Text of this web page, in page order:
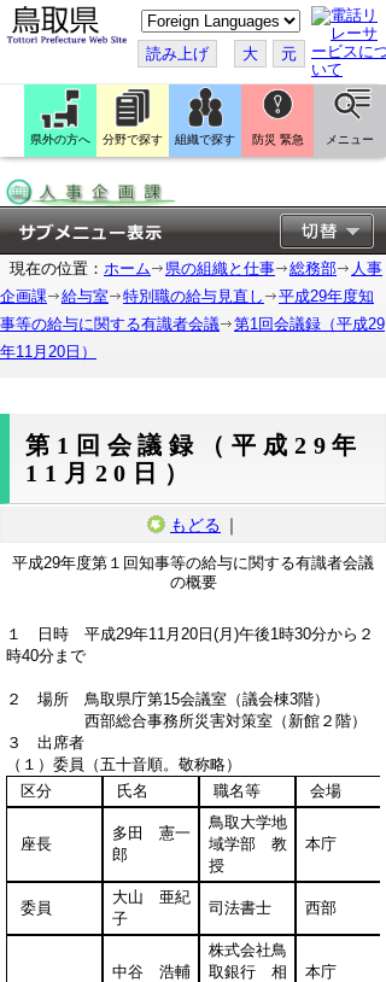
こ
の
ペ
ー
ジ
翻
訳
す
読み上げ 大 元
県外の方へ 分野で探す 組織で探す 防災 緊急 メニュー
現在の位置： ホーム 県の組織と仕事 総務部
人事
企画課
給与室 特別職の給与見直し
平成29年度知
事等の給与に関する有識者会議
第1回会議録（平成29
年11月20日）
第1回会議録（平成29年
11月20日）
もどる ｜
平成29年度第１回知事等の給与に関する有識者会議
の概要
１ 日時 平成29年11月20日(月)午後1時30分から２
時40分まで
２ 場所 鳥取県庁第15会議室（議会棟3階）
西部総合事務所災害対策室（新館２階）
３ 出席者
（１）委員（五十音順。敬称略）
区分
氏名 職名等 会場
座長
多田 憲一
郎
鳥取大学地
域学部 教
授
本庁
委員
大山 亜紀
子
司法書士 西部
中谷 浩輔
株式会社鳥
取銀行 相
本庁